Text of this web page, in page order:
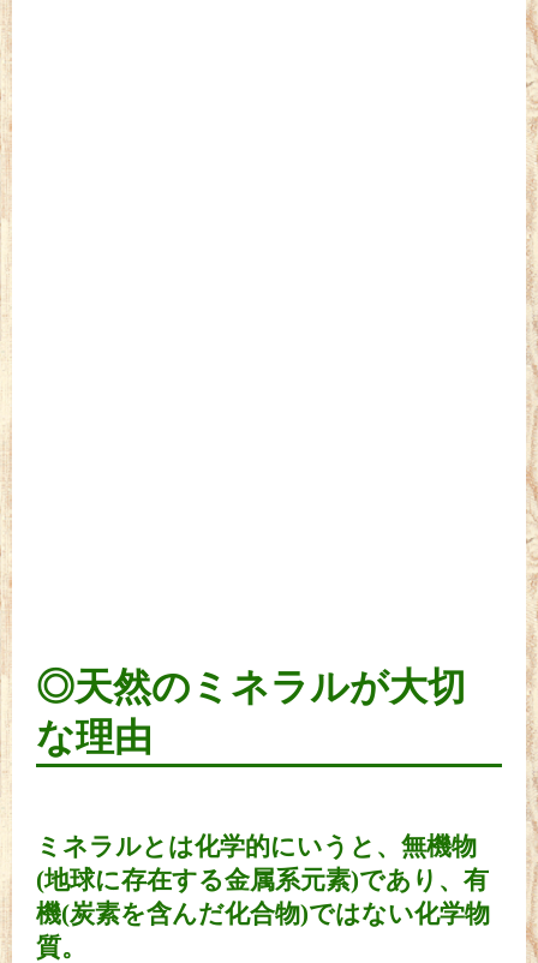
◎天然のミネラルが大切
な理由
ミネラルとは化学的にいうと、無機物
(地球に存在する金属系元素)であり、有
機(炭素を含んだ化合物)ではない化学物
質。